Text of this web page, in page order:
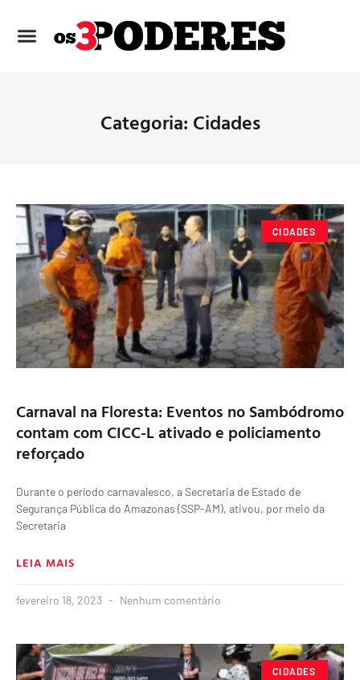
Categoria: Cidades
CIDADES
Carnaval na Floresta: Eventos no Sambódromo
contam com CICC-L ativado e policiamento
reforçado
Durante o período carnavalesco, a Secretaria de Estado de
Segurança Pública do Amazonas (SSP-AM), ativou, por meio da
Secretaria
LEIA MAIS
fevereiro 18, 2023 Nenhum comentário
CIDADES